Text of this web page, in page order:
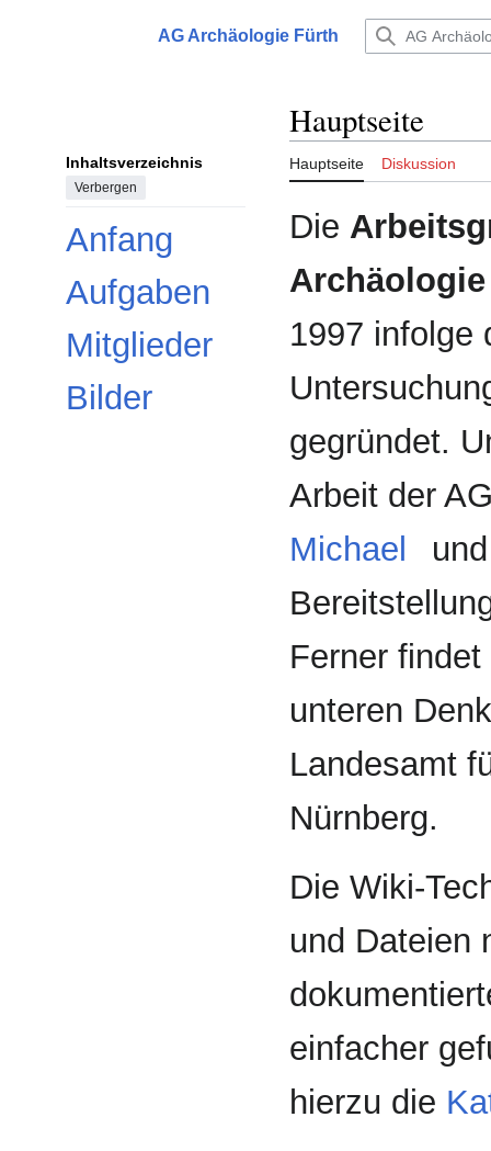
AG Archäologie Fürth
Inhaltsverzeichnis
Verbergen
Anfang
Aufgaben
Mitglieder
Bilder
Hauptseite
Hauptseite Diskussion
Die
1997 infolge
gegründet.
Arbeit der
Michael
Ferner
unteren
Landesamt
Nürnberg.
Die Wiki-
und Dateien
einfacher
hierzu die